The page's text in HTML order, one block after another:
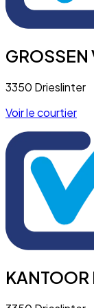
GROSSEN
3350 Drieslinter
Voir le courtier
KANTOOR